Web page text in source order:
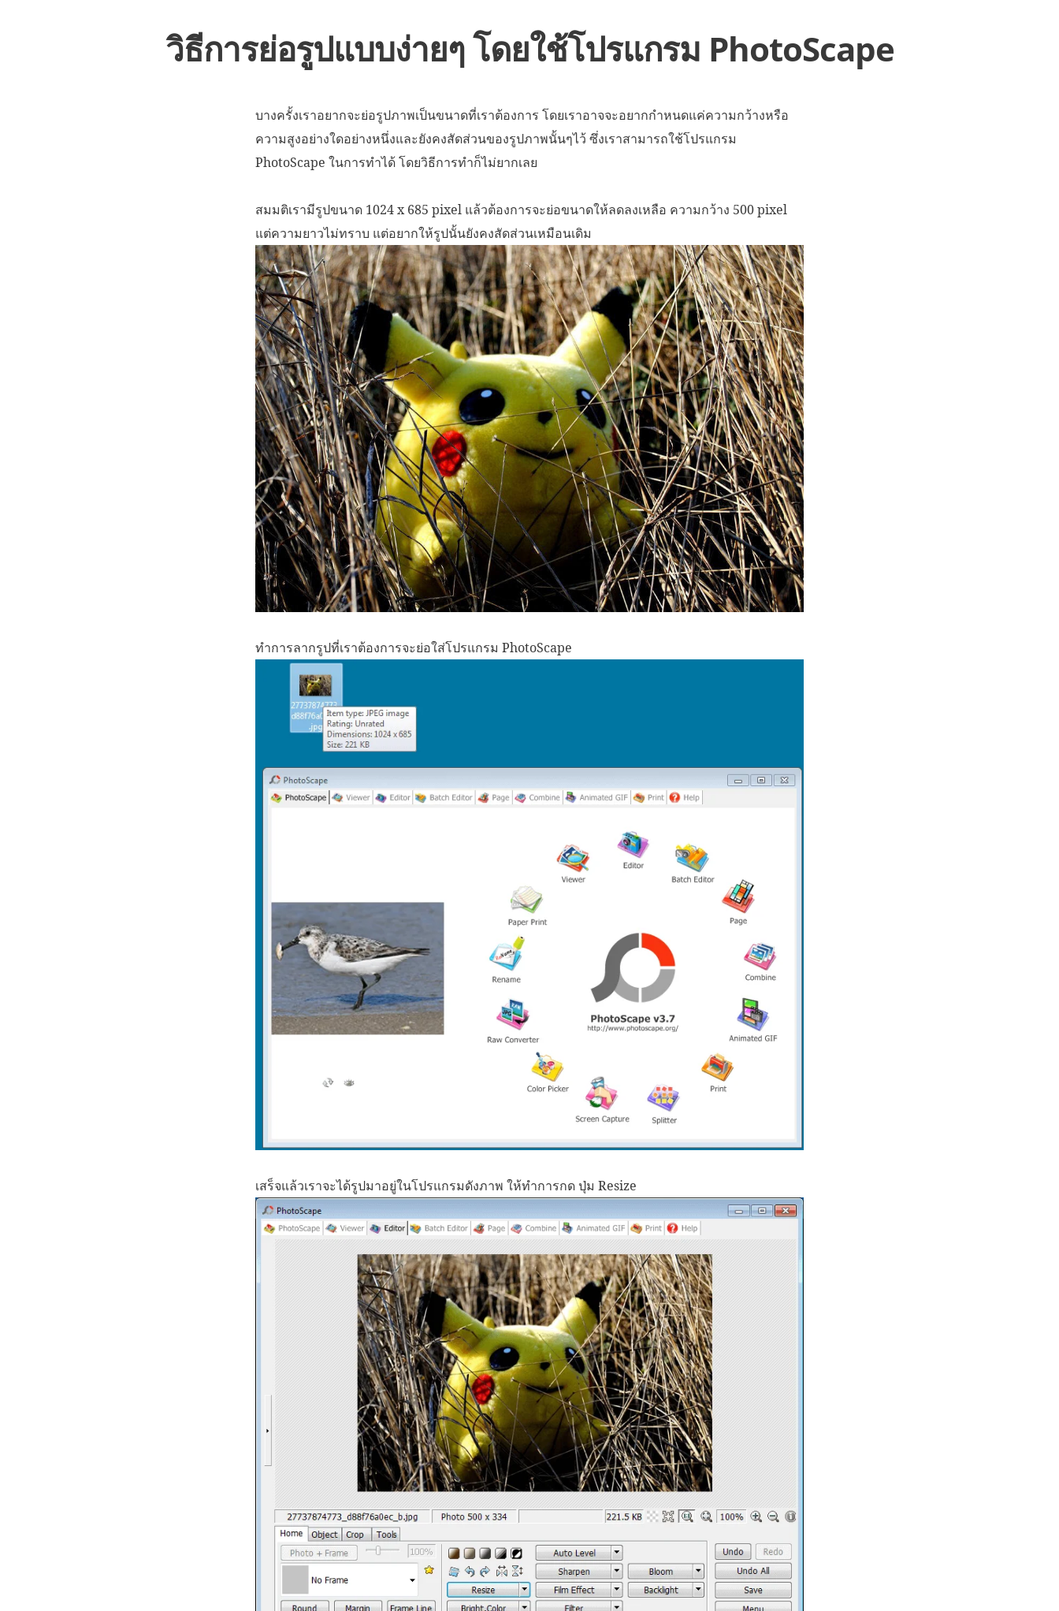
วิธีการย่อรูปแบบง่ายๆ โดยใช้โปรแกรม PhotoScape
บางครั้งเราอยากจะย่อรูปภาพเป็นขนาดที่เราต้องการ โดยเราอาจจะอยากกำหนดแค่ความกว้างหรือ
ความสูงอย่างใดอย่างหนึ่งและยังคงสัดส่วนของรูปภาพนั้นๆไว้ ซึ่งเราสามารถใช้โปรแกรม
PhotoScape ในการทำได้ โดยวิธีการทำก็ไม่ยากเลย
สมมติเรามีรูปขนาด 1024 x 685 pixel แล้วต้องการจะย่อขนาดให้ลดลงเหลือ ความกว้าง 500 pixel
แต่ความยาวไม่ทราบ แต่อยากให้รูปนั้นยังคงสัดส่วนเหมือนเดิม
ทำการลากรูปที่เราต้องการจะย่อใส่โปรแกรม PhotoScape
เสร็จแล้วเราจะได้รูปมาอยู่ในโปรแกรมดังภาพ ให้ทำการกด ปุ่ม Resize